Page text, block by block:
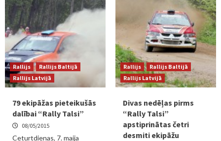
Rallijs
Rallijs Baltijā
Rallijs Latvijā
79 ekipāžas pieteikušās
dalībai “Rally Talsi”
08/05/2015
Ceturtdienas, 7. maija
Rallijs
Rallijs Baltijā
Rallijs Latvijā
Divas nedēļas pirms
“Rally Talsi”
apstiprinātas četri
desmiti ekipāžu